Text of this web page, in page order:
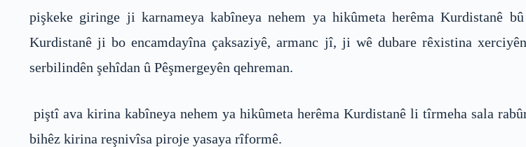
pişkeke giringe ji karnameya kabîneya nehem ya hikûmeta herêma Kurdistanê
Kurdistanê ji bo encamdayîna çaksaziyê, armanc jî, ji wê dubare rêxistina
serbilindên şehîdan û Pêşmergeyên qehreman.
piştî ava kirina kabîneya nehem ya hikûmeta herêma Kurdistanê li tîrmeha sala
bihêz kirina reşnivîsa piroje yasaya rîformê.